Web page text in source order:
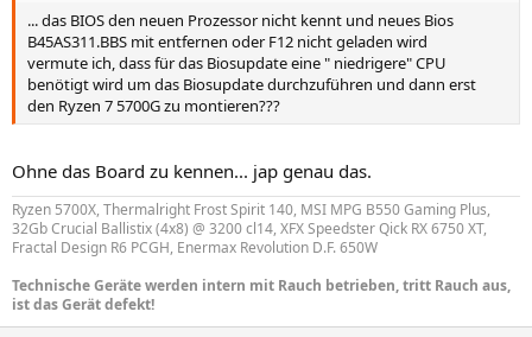
... das BIOS den neuen Prozessor nicht kennt und neues Bios
B45AS311.BBS mit entfernen oder F12 nicht geladen wird
vermute ich, dass für das Biosupdate eine " niedrigere" CPU
benötigt wird um das Biosupdate durchzuführen und dann erst
den Ryzen 7 5700G zu montieren???
Ohne das Board zu kennen... jap genau das.
Ryzen 5700X, Thermalright Frost Spirit 140, MSI MPG B550 Gaming Plus,
32Gb Crucial Ballistix (4x8) @ 3200 cl14, XFX Speedster Qick RX 6750 XT,
Fractal Design R6 PCGH, Enermax Revolution D.F. 650W
Technische Geräte werden intern mit Rauch betrieben, tritt Rauch aus,
ist das Gerät defekt!